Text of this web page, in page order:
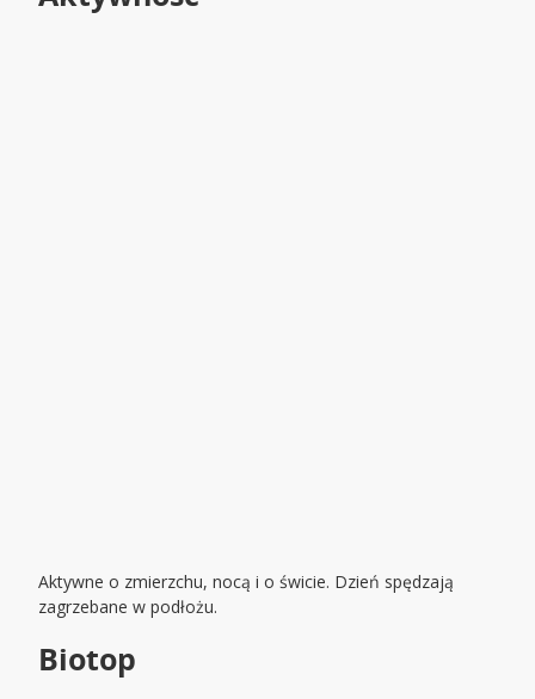
Aktywne o zmierzchu, nocą i o świcie. Dzień spędzają
zagrzebane w podłożu.
Biotop